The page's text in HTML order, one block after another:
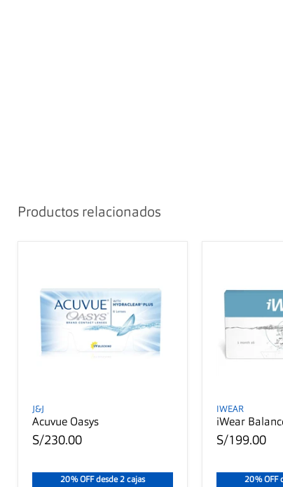
Productos relacionados
J&J
Acuvue Oasys
S/230.00
20% OFF desde 2 cajas
IWEAR
iWear
S/199.00
20% OFF